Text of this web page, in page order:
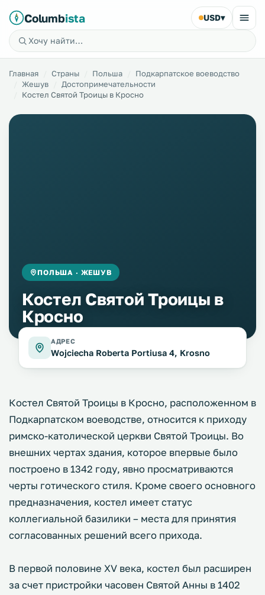
Columbista USD▾
Главная Страны Польша
Подкарпатское воеводство
Жешув
Достопримечательности
Костел Святой Троицы в Кросно
ПОЛЬША · ЖЕШУВ
Костел Святой Троицы в
Кросно
АДРЕС
Wojciecha Roberta Portiusa 4, Krosno
Костел Святой Троицы в Кросно, расположенном в
Подкарпатском воеводстве, относится к приходу
римско-католической церкви Святой Троицы. Во
внешних чертах здания, которое впервые было
построено в 1342 году, явно просматриваются
черты готического стиля. Кроме своего основного
предназначения, костел имеет статус
коллегиальной базилики – места для принятия
согласованных решений всего прихода.
В первой половине XV века, костел был расширен
за счет пристройки часовен Святой Анны в 1402